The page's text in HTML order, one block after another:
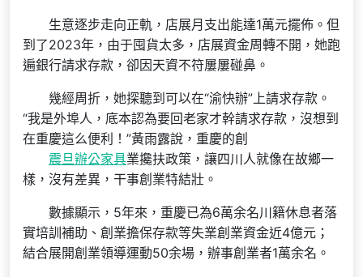
生意逐步走向正軌，店展月支出能達1萬元擺佈。但
到了2023年，由于囤貨太多，店展資金周轉不開，她跑
遍銀行請求存款，卻因天資不符屢屢碰鼻。
幾經周折，她探聽到可以在“渝快辦”上請求存款。
“我是外埠人，底本認為要回老家才幹請求存款，沒想到
在重慶這么便利！”黃雨露說，重慶的創
震旦辦公家具業攙扶政策，讓四川人就像在故鄉一
樣，沒有差異，干事創業特結壯。
數據顯示，5年來，重慶已為6萬余名川籍休息者落
實培訓補助、創業擔保存款等失業創業資金近4億元；
結合展開創業領導運動50余場，辦事創業者1萬余名。